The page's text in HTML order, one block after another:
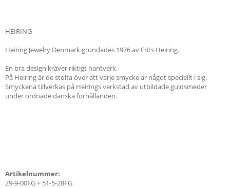
HEIRING
Heiring Jewelry Denmark grundades 1976 av Frits Heiring.
En bra design kräver riktigt hantverk.
På Heiring är de stolta över att varje smycke är något speciellt i sig.
Smyckena tillverkas på Heirings verkstad av utbildade guldsmeder
under ordnade danska förhållanden.
Artikelnummer:
29-9-00FG + 51-5-28FG